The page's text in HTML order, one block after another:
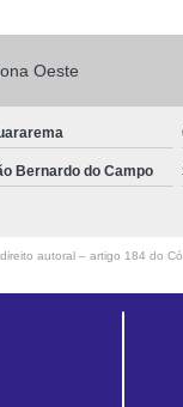
Oeste
Bernardo do Campo
autoral – artigo 184 do